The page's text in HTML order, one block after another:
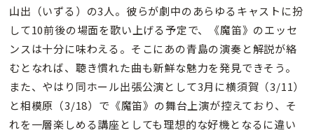
山出（いずる）の3人。彼らが劇中のあらゆるキャストに扮
して10前後の場面を歌い上げる予定で、《魔笛》のエッセ
ンスは十分に味わえる。そこにあの青島の演奏と解説が絡
むとなれば、聴き慣れた曲も新鮮な魅力を発見できそう。
また、やはり同ホール出張公演として3月に横須賀（3/11）
と相模原（3/18）で《魔笛》の舞台上演が控えており、そ
れを一層楽しめる講座としても理想的な好機となるに違い